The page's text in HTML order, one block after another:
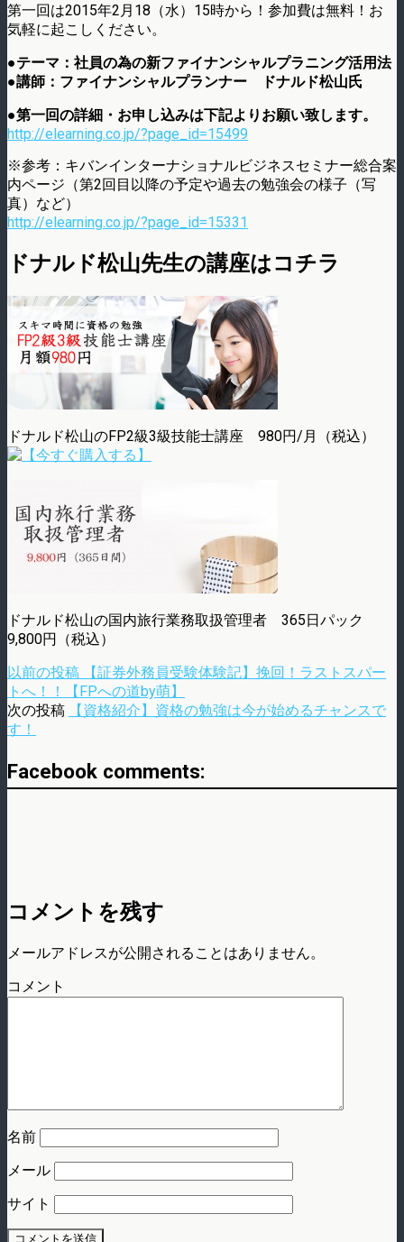
第一回は2015年2月18（水）15時から！参加費は無料！お
気軽に起こしください。
●テーマ：社員の為の新ファイナンシャルプラニング活用法
●講師：ファイナンシャルプランナー ドナルド松山氏
●第一回の詳細・お申し込みは下記よりお願い致します。
http://elearning.co.jp/?page_id=15499
※参考：キバンインターナショナルビジネスセミナー総合案
内ページ（第2回目以降の予定や過去の勉強会の様子（写
真）など）
http://elearning.co.jp/?page_id=15331
ドナルド松山先生の講座はコチラ
ドナルド松山のFP2級3級技能士講座 980円/月（税込）
ドナルド松山の国内旅行業務取扱管理者 365日パック
9,800円（税込）
以前の投稿
【証券外務員受験体験記】挽回！ラストスパー
トへ！！【FPへの道by萌】
次の投稿
【資格紹介】資格の勉強は今が始めるチャンスで
す！
Facebook comments:
コメントを残す
メールアドレスが公開されることはありません。
コメント
名前
メール
サイト